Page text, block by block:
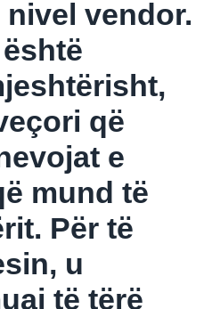
vendor.
që
e
mund të
Për të
u
të tërë